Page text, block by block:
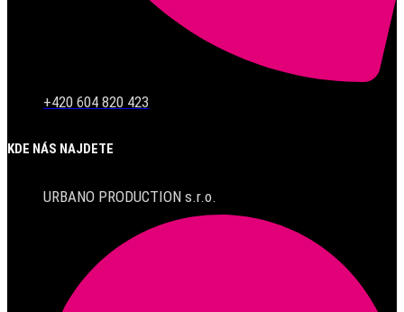
+420 604 820 423
KDE NÁS NAJDETE
URBANO PRODUCTION s.r.o.